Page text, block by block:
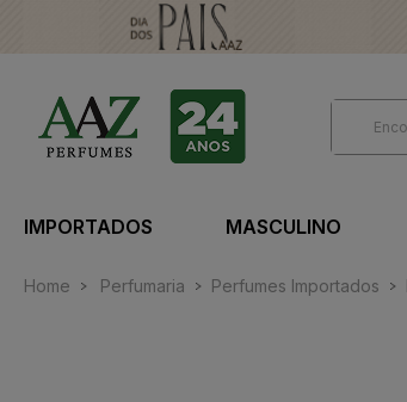
IMPORTADOS MASCULINO
Home Perfumaria Perfumes Importados